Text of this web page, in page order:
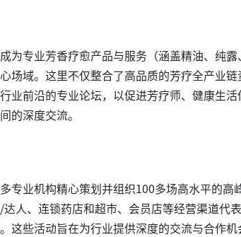
为专业芳香疗愈产品与服务（涵盖精油、纯
场域。这里不仅整合了高品质的芳疗全产业
业前沿的专业论坛，以促进芳疗师、健康生
的深度交流。
专业机构精心策划并组织100多场高水平的高
人、连锁药店和超市、会员店等经营渠道代
这些活动旨在为行业提供深度的交流与合作